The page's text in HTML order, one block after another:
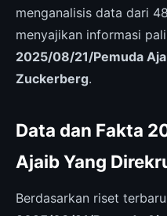
menganalisis data dari
menyajikan informasi
2025/08/21/Pemuda
Zuckerberg.
Data dan Fakta
Ajaib Yang
Berdasarkan riset